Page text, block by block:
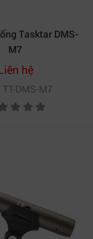
Tasktar DMS-
M7
hệ
TT-DMS-M7